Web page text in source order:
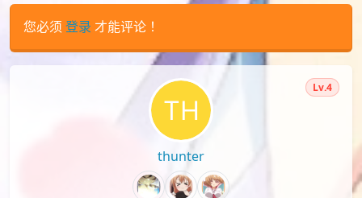
您必须 登录 才能评论！
thunter
Lv.4